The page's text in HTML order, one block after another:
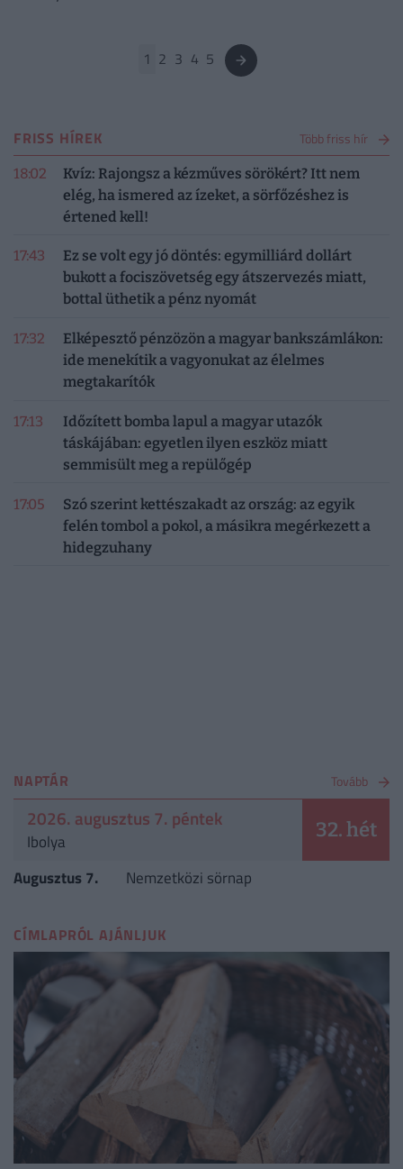
1 2 3 4 5
FRISS HÍREK Több friss hír
18:02
Kvíz: Rajongsz a kézműves sörökért? Itt nem
elég, ha ismered az ízeket, a sörfőzéshez is
értened kell!
17:43
Ez se volt egy jó döntés: egymilliárd dollárt
bukott a fociszövetség egy átszervezés miatt,
bottal üthetik a pénz nyomát
17:32
Elképesztő pénzözön a magyar bankszámlákon:
ide menekítik a vagyonukat az élelmes
megtakarítók
17:13
Időzített bomba lapul a magyar utazók
táskájában: egyetlen ilyen eszköz miatt
semmisült meg a repülőgép
17:05
Szó szerint kettészakadt az ország: az egyik
felén tombol a pokol, a másikra megérkezett a
hidegzuhany
NAPTÁR Tovább
2026. augusztus 7. péntek
Ibolya 32. hét
Augusztus 7. Nemzetközi sörnap
CÍMLAPRÓL AJÁNLJUK